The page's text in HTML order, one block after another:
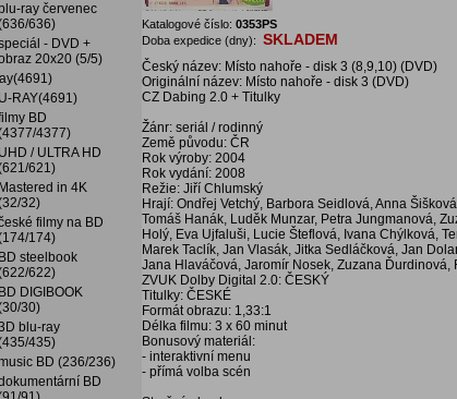
blu-ray červenec
636)
- DVD +
20x20 (5/5)
RAY(4691)
BD
4377)
UHD / ULTRA HD
621)
Mastered in 4K
32)
filmy na BD
174)
BD steelbook
622)
BD DIGIBOOK
30)
blu-ray
435)
BD (236/236)
BD
Katalogové číslo: 0353PS
Doba expedice (dny): SKLADEM
Český název: Místo nahoře - disk 3 (8,9,10) (DVD)
Originální název: Místo nahoře - disk 3 (DVD)
CZ Dabing 2.0 + Titulky
Žánr: seriál / rodinný
Země původu: ČR
Rok výroby: 2004
Rok vydání: 2008
Režie: Jiří Chlumský
Hrají: Ondřej Vetchý, Barbora Seidlová, Anna
Tomáš Hanák, Luděk Munzar, Petra Jungmanová,
Holý, Eva Ujfaluši, Lucie Šteflová, Ivana Chýlková,
Marek Taclík, Jan Vlasák, Jitka Sedláčková, Jan
Jana Hlaváčová, Jaromír Nosek, Zuzana
ZVUK Dolby Digital 2.0: ČESKÝ
Titulky: ČESKÉ
Formát obrazu: 1,33:1
Délka filmu: 3 x 60 minut
Bonusový materiál:
- interaktivní menu
- přímá volba scén